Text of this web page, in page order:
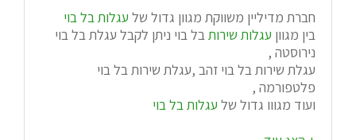
חברת מדיליין משווקת מגוון גדול של עגלות בל בוי
בין מגוון עגלות שירותבל בוי ניתן לקבל עגלת בל בוי
נירוסטה ,
עגלת שירות בל בוי זהב ,עגלת שירות בל בוי
פלטפורמה ,
ועוד מגוון גדול של עגלות בל בוי